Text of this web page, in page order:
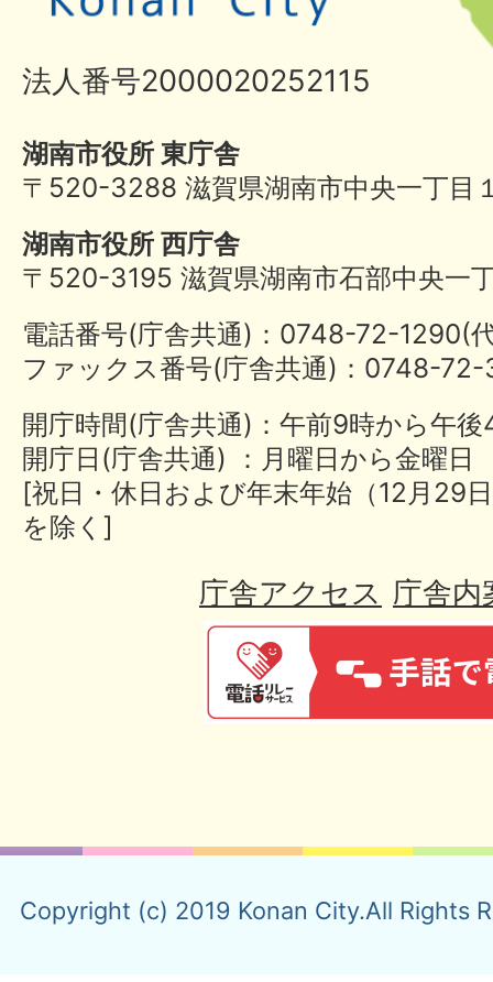
法人番号2000020252115
湖南市役所 東庁舎
〒520-3288 滋賀県湖南市中央一丁目
湖南市役所 西庁舎
〒520-3195 滋賀県湖南市石部中央一
電話番号(庁舎共通)：0748-72-
ファックス番号(庁舎共通)：0748-
開庁時間(庁舎共通)：午前9時から午
開庁日(庁舎共通) ：月曜日から金曜日
[祝日・休日および年末年始（12月29
を除く]
庁舎アクセス 庁舎内
Copyright (c) 2019 Konan City.All Rights